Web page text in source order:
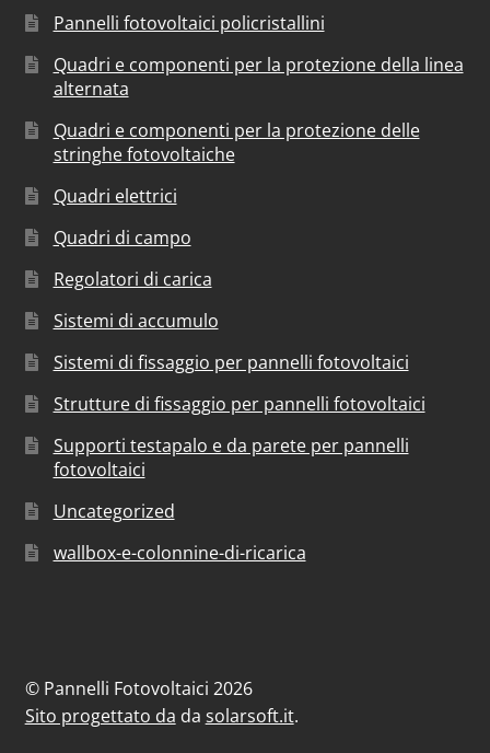
Pannelli fotovoltaici policristallini
Quadri e componenti per la protezione della linea
alternata
Quadri e componenti per la protezione delle
stringhe fotovoltaiche
Quadri elettrici
Quadri di campo
Regolatori di carica
Sistemi di accumulo
Sistemi di fissaggio per pannelli fotovoltaici
Strutture di fissaggio per pannelli fotovoltaici
Supporti testapalo e da parete per pannelli
fotovoltaici
Uncategorized
wallbox-e-colonnine-di-ricarica
© Pannelli Fotovoltaici 2026
Sito progettato da da solarsoft.it.